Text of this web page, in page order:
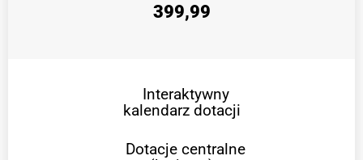
399,99
Interaktywny
kalendarz dotacji
Dotacje centralne